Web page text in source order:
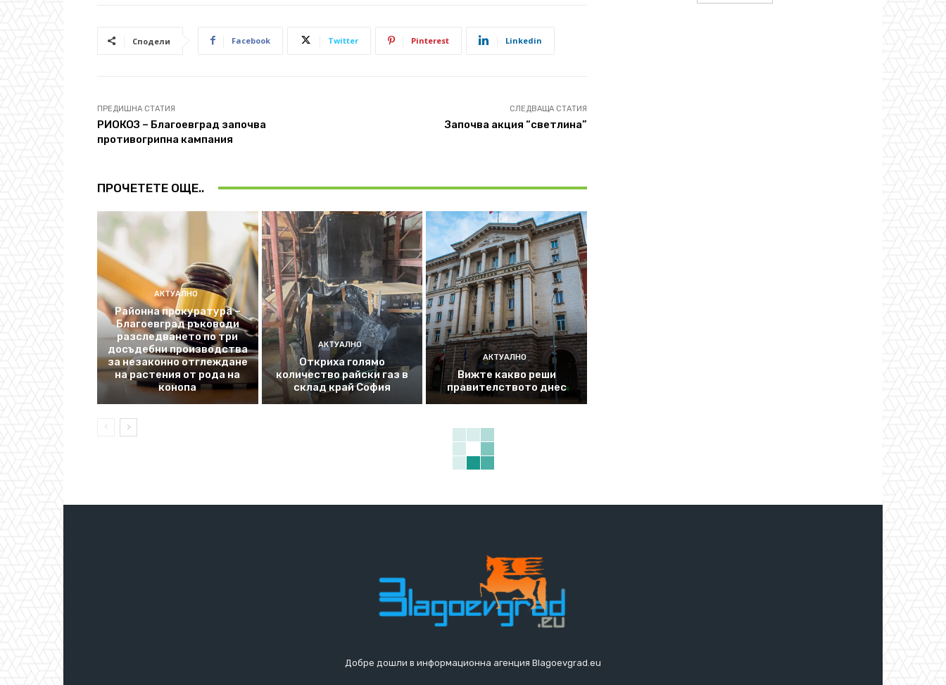
Сподели Facebook Twitter Pinterest Linkedin
ПРЕДИШНА СТАТИЯ
РИОКОЗ – Благоевград започва
противогрипна кампания
СЛЕДВАЩА СТАТИЯ
Започва акция “светлина”
ПРОЧЕТЕТЕ ОЩЕ..
АКТУАЛНО
Районна прокуратура –
Благоевград ръководи
разследването по три
досъдебни производства
за незаконно отглеждане
на растения от рода на
конопа
АКТУАЛНО
Откриха голямо
количество райски газ в
склад край София
АКТУАЛНО
Вижте какво реши
правителството днес
Добре дошли в информационна агенция Blagoevgrad.eu